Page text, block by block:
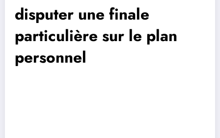
disputer une finale
particulière sur le plan
personnel